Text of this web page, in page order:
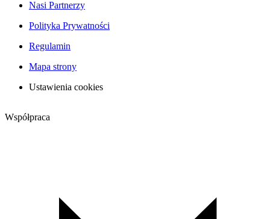
Nasi Partnerzy
Polityka Prywatności
Regulamin
Mapa strony
Ustawienia cookies
Współpraca